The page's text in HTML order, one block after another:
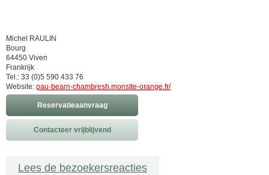
Michel RAULIN
Bourg
64450 Viven
Frankrijk
Tel.: 33 (0)5 590 433 76
Website: pau-bearn-chambresh.monsite-orange.fr/
Reservatieaanvraag
Contacteer vrijblijvend
Lees de bezoekersreacties